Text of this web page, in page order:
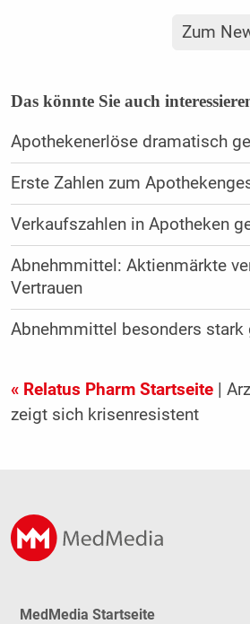
Zum
Das könnte Sie auch
Apothekenerlöse dramatisch
Erste Zahlen zum
Verkaufszahlen in Apotheken
Abnehmmittel: Aktienmärkte
Vertrauen
Abnehmmittel besonders stark
« Relatus Pharm Startseite|
zeigt sich krisenresistent
MedMedia Startseite